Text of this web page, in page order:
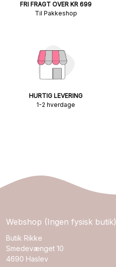
FRI FRAGT OVER KR 699
Til Pakkeshop
HURTIG LEVERING
1-2 hverdage
Webshop (Ingen fysisk butik)
Butik Rikke
Smedevænget 10
4690 Haslev